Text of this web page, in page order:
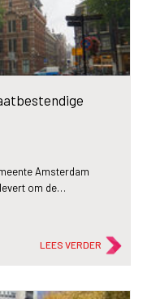
Amsterdam
om de…
LEES VERDER